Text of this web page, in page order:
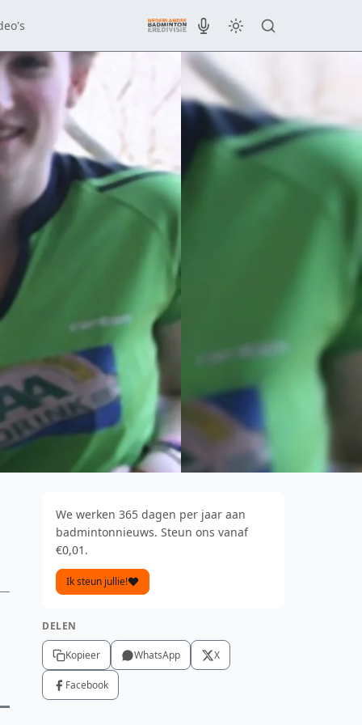
We werken 365 dagen per jaar aan
badmintonnieuws. Steun ons vanaf
€0,01.
Ik steun jullie!
DELEN
Kopieer WhatsApp X
Facebook